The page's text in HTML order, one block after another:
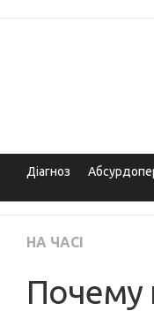
Діагноз
НА ЧАСІ
Почему